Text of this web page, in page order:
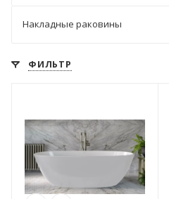
Накладные раковины
ФИЛЬТР